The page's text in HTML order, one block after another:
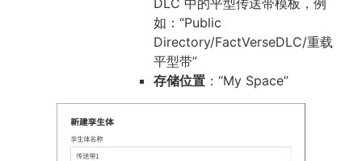
如：“Public
Directory/FactVerseDLC/重载
平型带”
存储位置 ：“My Space”